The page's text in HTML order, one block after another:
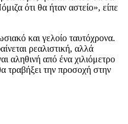
ότι θα ήταν αστείο», είπε
και γελοίο ταυτόχρονα.
ρεαλιστική, αλλά
αληθινή από ένα χιλιόμετρο
τραβήξει την προσοχή στην